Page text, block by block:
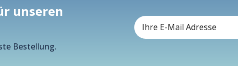
unseren
Bestellung.